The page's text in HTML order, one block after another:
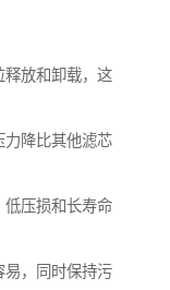
释放和卸载，这
力降比其他滤芯
低压损和长寿命
易，同时保持污